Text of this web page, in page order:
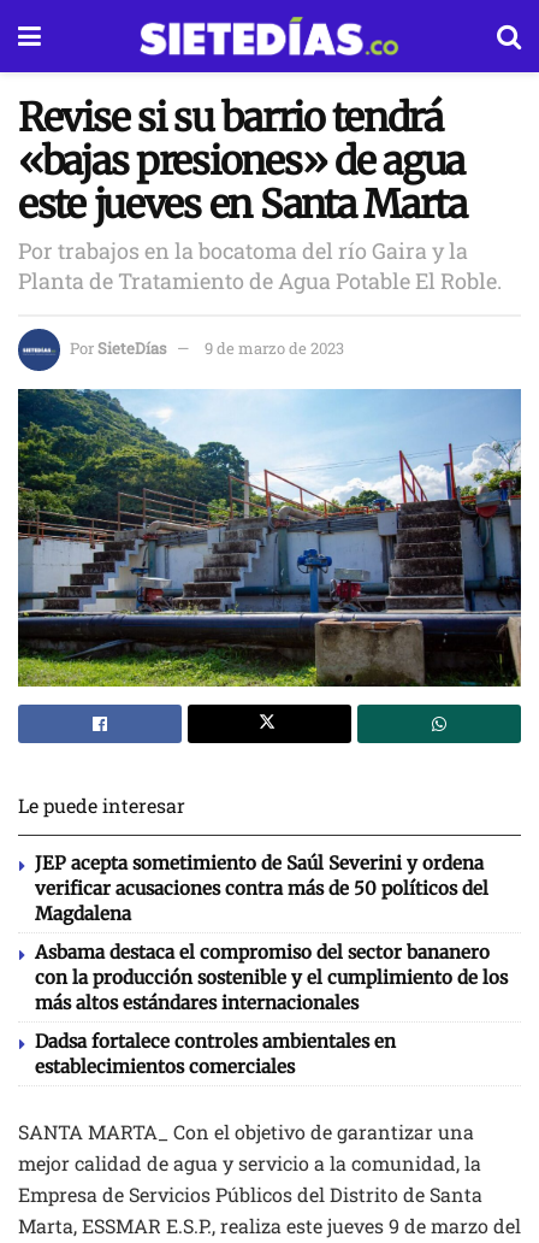
Revise si su barrio tendrá
«bajas presiones» de agua
este jueves en Santa Marta
Por trabajos en la bocatoma del río Gaira y la
Planta de Tratamiento de Agua Potable El Roble.
PorSieteDías 9 de marzo de 2023
Le puede interesar
JEP acepta sometimiento de Saúl Severini y ordena
verificar acusaciones contra más de 50 políticos del
Magdalena
Asbama destaca el compromiso del sector bananero
con la producción sostenible y el cumplimiento de los
más altos estándares internacionales
Dadsa fortalece controles ambientales en
establecimientos comerciales
SANTA MARTA_ Con el objetivo de garantizar una
mejor calidad de agua y servicio a la comunidad, la
Empresa de Servicios Públicos del Distrito de Santa
Marta, ESSMAR E.S.P., realiza este jueves 9 de marzo del